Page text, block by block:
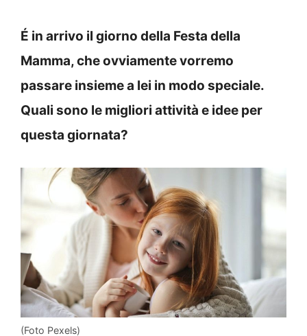
É in arrivo il giorno della Festa della
Mamma, che ovviamente vorremo
passare insieme a lei in modo speciale.
Quali sono le migliori attività e idee per
questa giornata?
(Foto Pexels)